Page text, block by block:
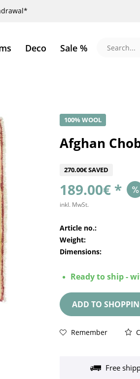
Deco Sale %
100% WOOL
Afghan
270.00€ SAVED
189.00€ *
inkl. MwSt.
Article no.:
Weight:
Dimensions:
Ready to ship -
ADD TO
Remember
Free